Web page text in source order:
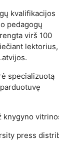
kvalifikacijos
pedagogų
virš 100
lektorius,
specializuotą
knygyno
press